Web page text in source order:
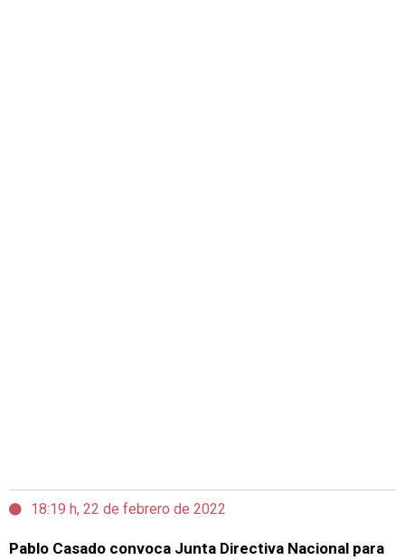
18:19 h, 22 de febrero de 2022
Pablo Casado convoca Junta Directiva Nacional para